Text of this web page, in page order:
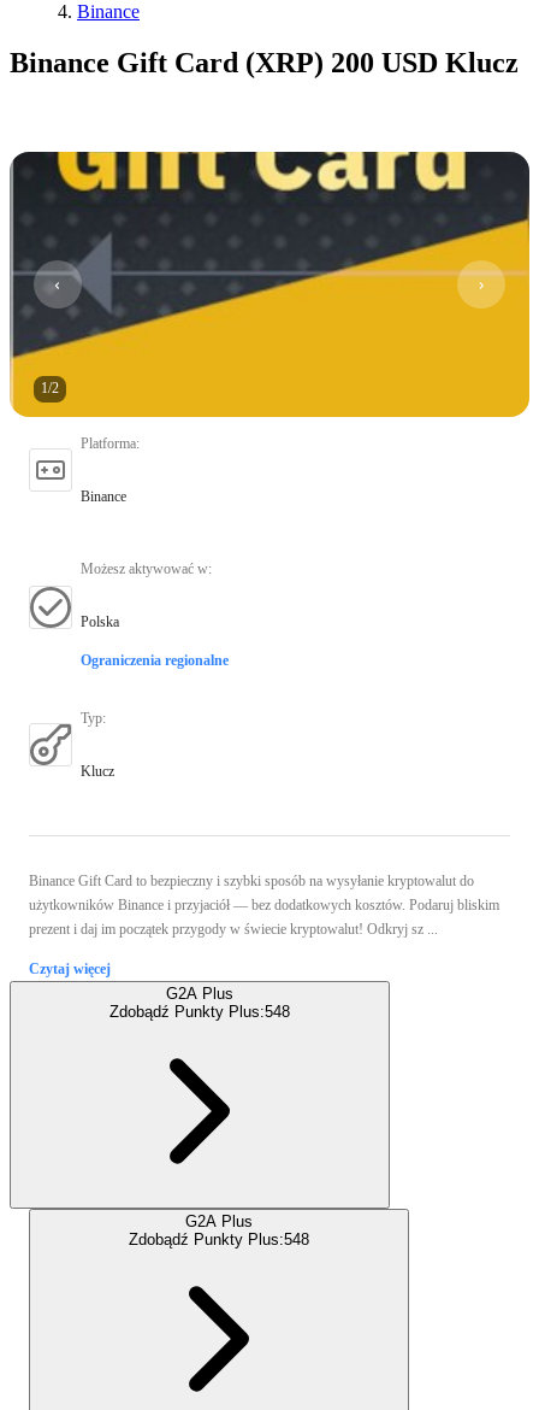
Binance
Binance Gift Card (XRP) 200 USD Klucz
1/2
Platforma:
Binance
Możesz aktywować w:
Polska
Ograniczenia regionalne
Typ:
Klucz
Binance Gift Card to bezpieczny i szybki sposób na wysyłanie kryptowalut do
użytkowników Binance i przyjaciół — bez dodatkowych kosztów. Podaruj bliskim
prezent i daj im początek przygody w świecie kryptowalut! Odkryj sz ...
Czytaj więcej
G2A Plus
Zdobądź Punkty Plus:548
G2A Plus
Zdobądź Punkty Plus:548